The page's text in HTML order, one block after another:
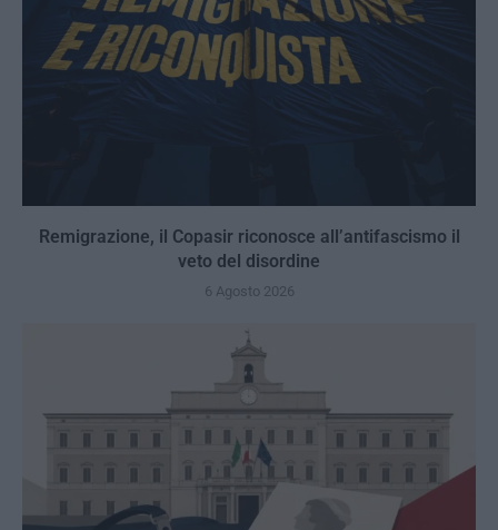
Remigrazione, il Copasir riconosce all’antifascismo il
veto del disordine
6 Agosto 2026